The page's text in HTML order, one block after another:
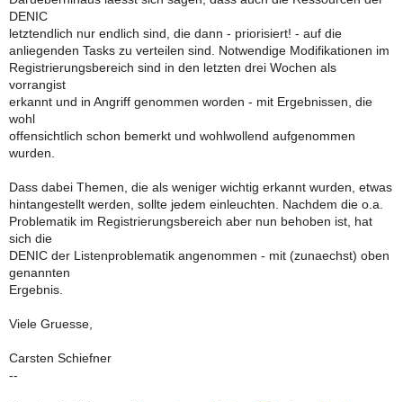
DENIC
letztendlich nur endlich sind, die dann - priorisiert! - auf die
anliegenden Tasks zu verteilen sind. Notwendige Modifikationen im
Registrierungsbereich sind in den letzten drei Wochen als
vorrangist
erkannt und in Angriff genommen worden - mit Ergebnissen, die
wohl
offensichtlich schon bemerkt und wohlwollend aufgenommen
wurden.
Dass dabei Themen, die als weniger wichtig erkannt wurden, etwas
hintangestellt werden, sollte jedem einleuchten. Nachdem die o.a.
Problematik im Registrierungsbereich aber nun behoben ist, hat
sich die
DENIC der Listenproblematik angenommen - mit (zunaechst) oben
genannten
Ergebnis.
Viele Gruesse,
Carsten Schiefner
--